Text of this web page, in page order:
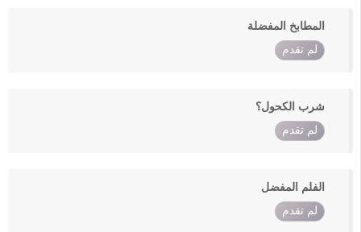
المطابخ المفضلة
لم تقدم
شرب الكحول؟
لم تقدم
الفلم المفضل
لم تقدم